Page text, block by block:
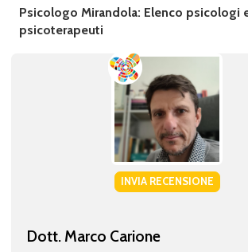
Psicologo Mirandola: Elenco psicologi
psicoterapeuti
INVIA RECENSIONE
Dott. Marco Carione